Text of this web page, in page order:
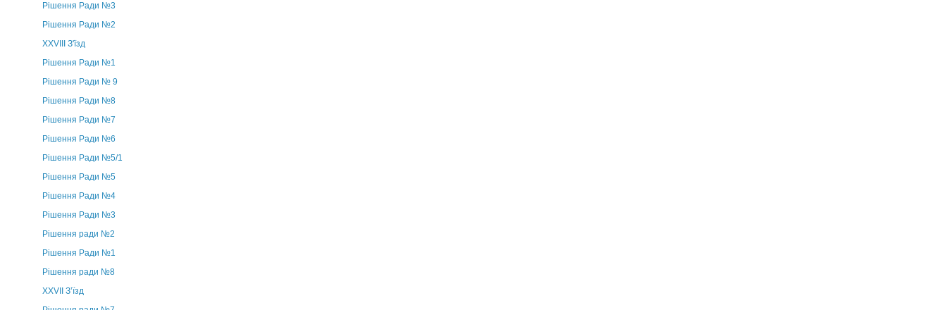
Рішення Ради №3
Рішення Ради №2
XXVIII З'їзд
Рішення Ради №1
Рішення Ради № 9
Рішення Ради №8
Рішення Ради №7
Рішення Ради №6
Рішення Ради №5/1
Рішення Ради №5
Рішення Ради №4
Рішення Ради №3
Рішення ради №2
Рішення Ради №1
Рішення ради №8
ХХVII З’їзд